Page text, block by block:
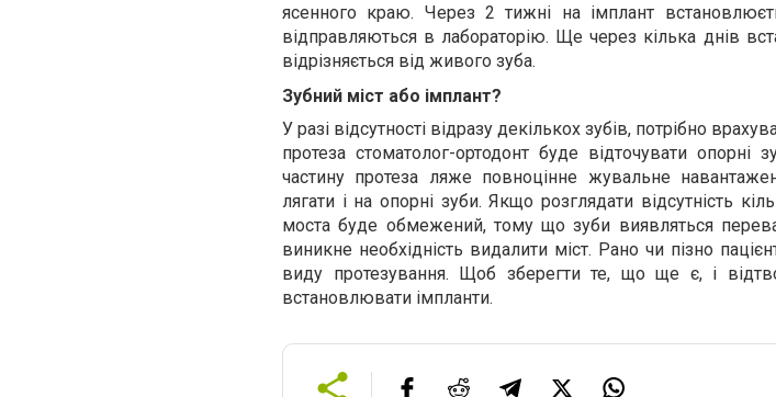
ясенного краю. Через 2 тижні на імплант
відправляються в лабораторію. Ще через кілька днів
відрізняється від живого зуба.
Зубний міст або імплант?
У разі відсутності відразу декількох зубів, потрібно
протеза стоматолог-ортодонт буде відточувати
частину протеза ляже повноцінне жувальне
лягати і на опорні зуби. Якщо розглядати відсутність
моста буде обмежений, тому що зуби виявляться
виникне необхідність видалити міст. Рано чи пізно
виду протезування. Щоб зберегти те, що ще є, і
встановлювати імпланти.